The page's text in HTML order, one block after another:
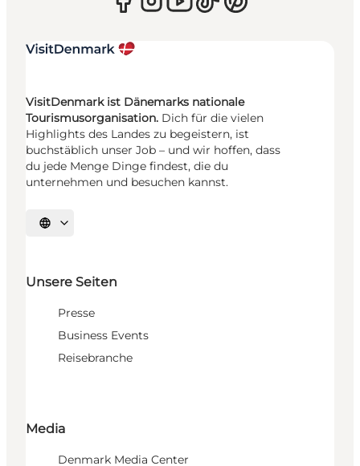
VisitDenmark ist Dänemarks nationale
Tourismusorganisation. Dich für die vielen
Highlights des Landes zu begeistern, ist
buchstäblich unser Job – und wir hoffen, dass
du jede Menge Dinge findest, die du
unternehmen und besuchen kannst.
Sprache auswählen
Unsere Seiten
Presse
Business Events
Reisebranche
Media
Denmark Media Center